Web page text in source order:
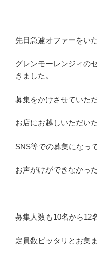
先日急遽オファーをい
グレンモーレンジィの
きました。
募集をかけさせていた
お店にお越しいただい
SNS等での募集になっ
お声がけができなかっ
募集人数も10名から12
定員数ピッタリとお集